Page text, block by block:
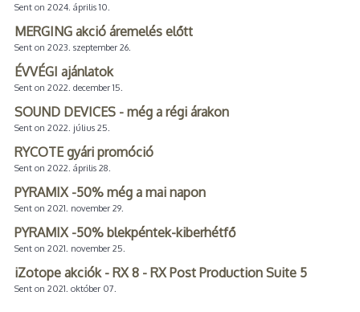
Sent on 2024. április 10.
MERGING akció áremelés előtt
Sent on 2023. szeptember 26.
ÉVVÉGI ajánlatok
Sent on 2022. december 15.
SOUND DEVICES - még a régi árakon
Sent on 2022. július 25.
RYCOTE gyári promóció
Sent on 2022. április 28.
PYRAMIX -50% még a mai napon
Sent on 2021. november 29.
PYRAMIX -50% blekpéntek-kiberhétfő
Sent on 2021. november 25.
iZotope akciók - RX 8 - RX Post Production Suite 5
Sent on 2021. október 07.